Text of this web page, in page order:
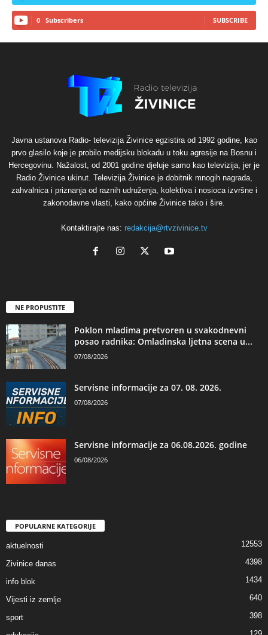
0 Subscribers SUBSCRIBE
Javna ustanova Radio- televizija Živinice egzistira od 1992 godine, kao
prvo glasilo koje je probilo medijsku blokadu u toku agresije na Bosnu i
Hercegovinu. Nažalost, od 2001 godine djeluje samo kao televizija, jer je
Radio Živinice ukinut. Televizija Živinice je dobitnik mnogih nagrada,
zahvalnica i priznanja od raznih udruženja, kolektiva i nosioca izvršne i
zakonodavne vlasti, kako općine Živinice tako i šire.
Kontaktirajte nas: redakcija@rtvzivinice.tv
NE PROPUSTITE
Poklon mladima pretvoren u svakodnevni
posao radnika: Omladinska ljetna scena u...
07/08/2026
Servisne informacije za 07. 08. 2026.
07/08/2026
Servisne informacije za 06.08.2026. godine
06/08/2026
POPULARNE KATEGORIJE
aktuelnosti 12553
Zivinice danas 4398
info blok 1434
Vijesti iz zemlje 640
sport 398